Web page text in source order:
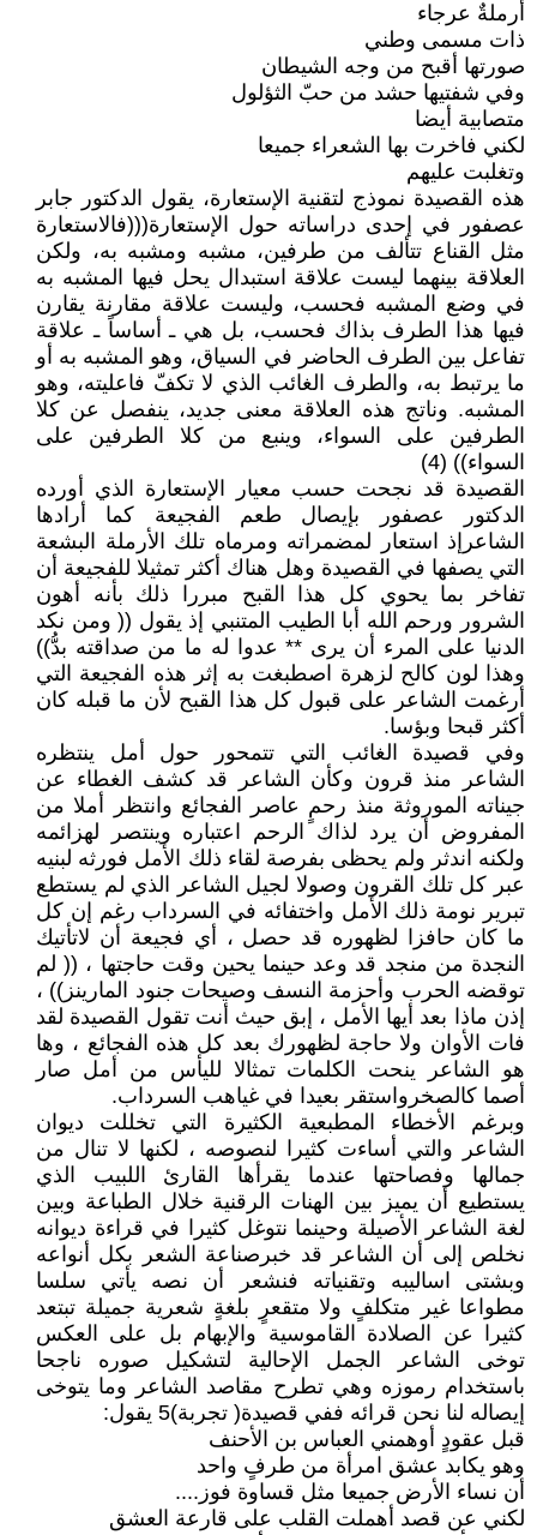
أرملةٌ عرجاء
ذات مسمى وطني
صورتها أقبح من وجه الشيطان
وفي شفتيها حشد من حبّ الثؤلول
متصابية أيضا
لكني فاخرت بها الشعراء جميعا
وتغلبت عليهم
هذه القصيدة نموذج لتقنية الإستعارة، يقول الدكتور جابر
عصفور في إحدى دراساته حول الإستعارة(((فالاستعارة
مثل القناع تتألف من طرفين، مشبه ومشبه به، ولكن
العلاقة بينهما ليست علاقة استبدال يحل فيها المشبه به
في وضع المشبه فحسب، وليست علاقة مقارنة يقارن
فيها هذا الطرف بذاك فحسب، بل هي ـ أساساً ـ علاقة
تفاعل بين الطرف الحاضر في السياق، وهو المشبه به أو
ما يرتبط به، والطرف الغائب الذي لا تكفّ فاعليته، وهو
المشبه. وناتج هذه العلاقة معنى جديد، ينفصل عن كلا
الطرفين على السواء، وينبع من كلا الطرفين على
السواء)) (4)
القصيدة قد نجحت حسب معيار الإستعارة الذي أورده
الدكتور عصفور بإيصال طعم الفجيعة كما أرادها
الشاعرإذ استعار لمضمراته ومرماه تلك الأرملة البشعة
التي يصفها في القصيدة وهل هناك أكثر تمثيلا للفجيعة أن
تفاخر بما يحوي كل هذا القبح مبررا ذلك بأنه أهون
الشرور ورحم الله أبا الطيب المتنبي إذ يقول (( ومن نكد
الدنيا على المرء أن يرى ** عدوا له ما من صداقته بدُّ))
وهذا لون كالح لزهرة اصطبغت به إثر هذه الفجيعة التي
أرغمت الشاعر على قبول كل هذا القبح لأن ما قبله كان
أكثر قبحا وبؤسا.‏
وفي قصيدة الغائب التي تتمحور حول أمل ينتظره
الشاعر منذ قرون وكأن الشاعر قد كشف الغطاء عن
جيناته الموروثة منذ رحمٍ عاصر الفجائع وانتظر أملا من
المفروض أن يرد لذاك الرحم اعتباره وينتصر لهزائمه
ولكنه اندثر ولم يحظى بفرصة لقاء ذلك الأمل فورثه لبنيه
عبر كل تلك القرون وصولا لجيل الشاعر الذي لم يستطع
تبرير نومة ذلك الأمل واختفائه في السرداب رغم إن كل
ما كان حافزا لظهوره قد حصل ، أي فجيعة أن لاتأتيك
النجدة من منجد قد وعد حينما يحين وقت حاجتها ، (( لم
توقضه الحرب وأحزمة النسف وصيحات جنود المارينز)) ،
إذن ماذا بعد أيها الأمل ، إبق حيث أنت تقول القصيدة لقد
فات الأوان ولا حاجة لظهورك بعد كل هذه الفجائع ، وها
هو الشاعر ينحت الكلمات تمثالا لليأس من أمل صار
أصما كالصخرواستقر بعيدا في غياهب السرداب.
وبرغم الأخطاء المطبعية الكثيرة التي تخللت ديوان
الشاعر والتي أساءت كثيرا لنصوصه ، لكنها لا تنال من
جمالها وفصاحتها عندما يقرأها القارئ اللبيب الذي
يستطيع أن يميز بين الهنات الرقنية خلال الطباعة وبين
لغة الشاعر الأصيلة وحينما نتوغل كثيرا في قراءة ديوانه
نخلص إلى أن الشاعر قد خبرصناعة الشعر بكل أنواعه
وبشتى اساليبه وتقنياته فنشعر أن نصه يأتي سلسا
مطواعا غير متكلفٍ ولا متقعرٍ بلغةٍ شعرية جميلة تبتعد
كثيرا عن الصلادة القاموسية والإبهام بل على العكس
توخى الشاعر الجمل الإحالية لتشكيل صوره ناجحا
باستخدام رموزه وهي تطرح مقاصد الشاعر وما يتوخى
إيصاله لنا نحن قرائه ففي قصيدة( تجربة)5 يقول:
قبل عقودٍ أوهمني العباس بن الأحنف
وهو يكابد عشق امرأة من طرفٍ واحد
أن نساء الأرض جميعا مثل قساوة فوز....
لكني عن قصد أهملت القلب على قارعة العشق